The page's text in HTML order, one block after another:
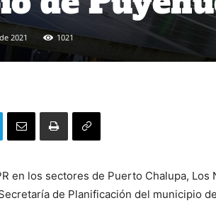
2021 1021
en los sectores de Puerto Chalupa, Los
de Planificación del municipio